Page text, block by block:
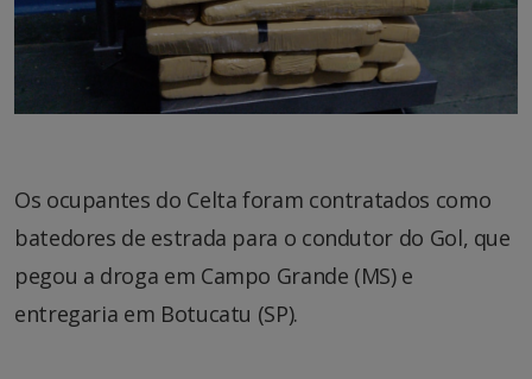
Os ocupantes do Celta foram contratados como
batedores de estrada para o condutor do Gol, que
pegou a droga em Campo Grande (MS) e
entregaria em Botucatu (SP).